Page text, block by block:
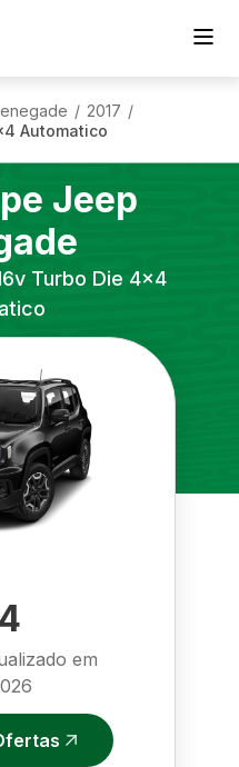
/ 2017 /
Automatico
Jeep
Turbo Die 4x4
em